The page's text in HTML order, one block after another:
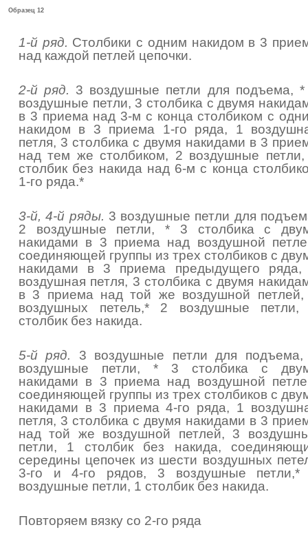
Образец 12
1-й ряд. Столбики с одним накидом в 3
над каждой петлей цепочки.
2-й ряд. 3 воздушные петли для подъема,
воздушные петли, 3 столбика с двумя
в 3 приема над 3-м с конца столбиком с
накидом в 3 приема 1-го ряда, 1
петля, 3 столбика с двумя накидами в 3
над тем же столбиком, 2 воздушные
столбик без накида над 6-м с конца
1-го ряда.*
3-й, 4-й ряды. 3 воздушные петли для
2 воздушные петли, * 3 столбика с
накидами в 3 приема над воздушной
соединяющей группы из трех столбиков с
накидами в 3 приема предыдущего
воздушная петля, 3 столбика с двумя
в 3 приема над той же воздушной
воздушных петель,* 2 воздушные
столбик без накида.
5-й ряд.
3 воздушные петли для
воздушные петли, * 3 столбика с
накидами в 3 приема над воздушной
соединяющей группы из трех столбиков с
накидами в 3 приема 4-го ряда, 1
петля, 3 столбика с двумя накидами в 3
над той же воздушной петлей, 3
петли, 1 столбик без накида,
середины цепочек из шести воздушных
3-го и 4-го рядов, 3 воздушные петли,*
воздушные петли, 1 столбик без накида.
Повторяем вязку со 2-го ряда